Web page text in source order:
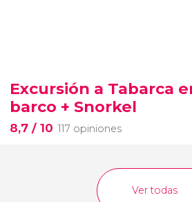
Excursión a Tabarca
barco + Snorkel
8,7 / 10 117 opiniones
Ver todas